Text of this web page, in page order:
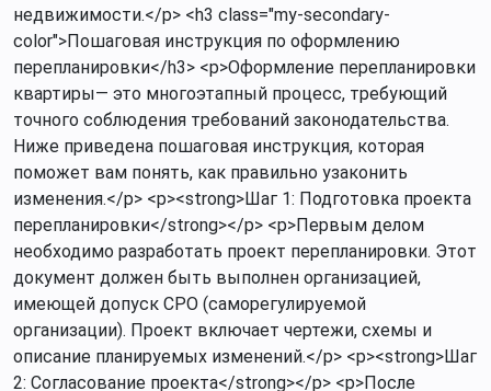
недвижимости.</p> <h3 class="my-secondary-
color">Пошаговая инструкция по оформлению
перепланировки</h3> <p>Оформление перепланировки
квартиры— это многоэтапный процесс, требующий
точного соблюдения требований законодательства.
Ниже приведена пошаговая инструкция, которая
поможет вам понять, как правильно узаконить
изменения.</p> <p><strong>Шаг 1: Подготовка проекта
перепланировки</strong></p> <p>Первым делом
необходимо разработать проект перепланировки. Этот
документ должен быть выполнен организацией,
имеющей допуск СРО (саморегулируемой
организации). Проект включает чертежи, схемы и
описание планируемых изменений.</p> <p><strong>Шаг
2: Согласование проекта</strong></p> <p>После